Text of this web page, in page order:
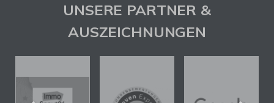
UNSERE PARTNER &
AUSZEICHNUNGEN